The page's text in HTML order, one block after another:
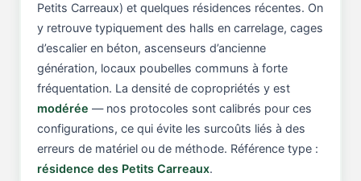
Petits Carreaux) et quelques résidences récentes. On
y retrouve typiquement des halls en carrelage, cages
d’escalier en béton, ascenseurs d’ancienne
génération, locaux poubelles communs à forte
fréquentation. La densité de copropriétés y est
modérée — nos protocoles sont calibrés pour ces
configurations, ce qui évite les surcoûts liés à des
erreurs de matériel ou de méthode. Référence type :
résidence des Petits Carreaux.